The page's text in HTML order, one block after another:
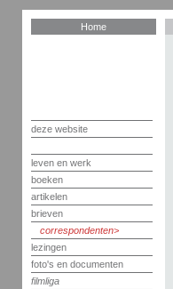
Home
deze website
leven en werk
boeken
artikelen
brieven
correspondenten
lezingen
foto's en documenten
filmliga